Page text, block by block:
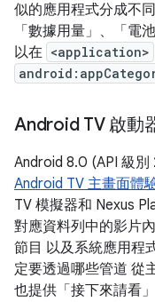
似的應用程式分成不
「數據用量」、「電
以在 <application>
Android TV 啟動
Android 8.0 (API 級別
Android TV 主畫面體
TV 模擬器和 Nexus
對應資料列中的影片
節目 以及系統應用程
定要透過哪些管道 從
也提供「接下來請看